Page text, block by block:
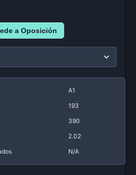
a Oposición
A1
193
390
2.02
N/A